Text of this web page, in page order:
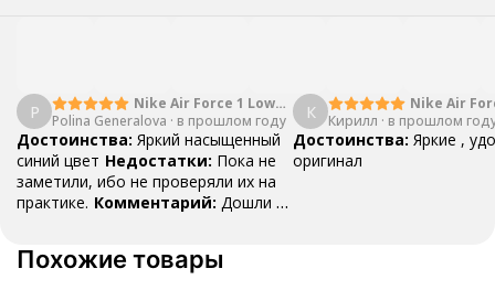
P
Nike Air Force 1 Low
College Pack White
Blue
Polina Generalova · в прошлом году
Достоинства: Яркий насыщенный
синий цвет Недостатки: Пока не
заметили, ибо не проверяли их на
практике. Комментарий: Дошли за
К
Nike Air
Yellow
Кирилл · в прошлом
Достоинства: Яркие ,
оригинал
Похожие товары